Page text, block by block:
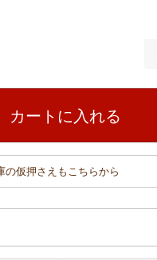
カートに入れる
仮押さえもこちらから